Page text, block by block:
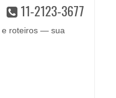
11-2123-3677
e roteiros — sua